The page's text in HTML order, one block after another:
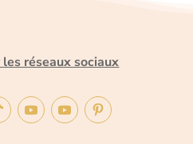
les réseaux sociaux